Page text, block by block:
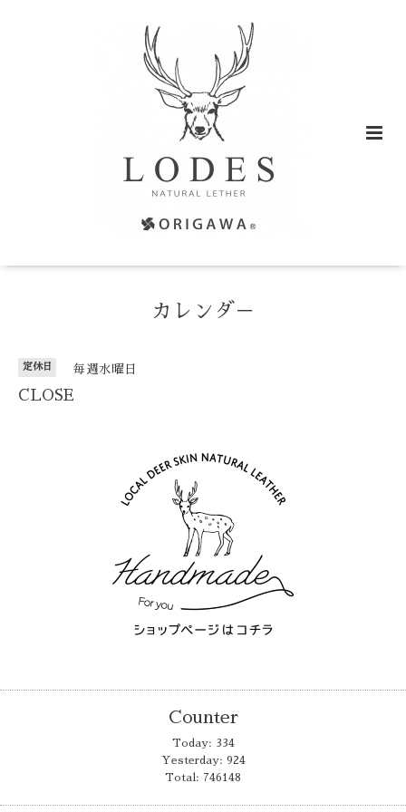
カレンダ－
定休日 毎週水曜日
CLOSE
Counter
Today: 334
Yesterday: 924
Total: 746148